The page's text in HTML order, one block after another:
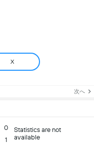
X
次へ
0
1
Statistics are not
available